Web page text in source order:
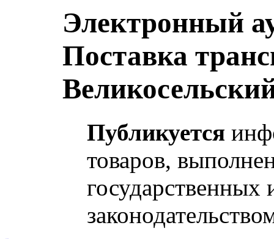
Электронный
Поставка
Публикуется
товаров,